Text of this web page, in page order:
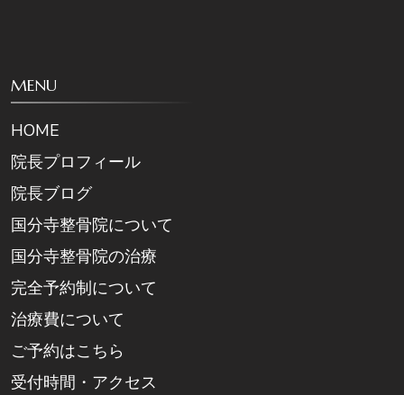
MENU
HOME
院長プロフィール
院長ブログ
国分寺整骨院について
国分寺整骨院の治療
完全予約制について
治療費について
ご予約はこちら
受付時間・アクセス